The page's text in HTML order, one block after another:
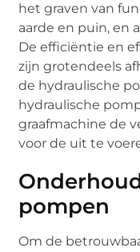
het graven van
aarde en puin, en
De efficiëntie en
zijn grotendeels
de hydraulische
hydraulische
graafmachine de
voor de uit te
pompen
Om de